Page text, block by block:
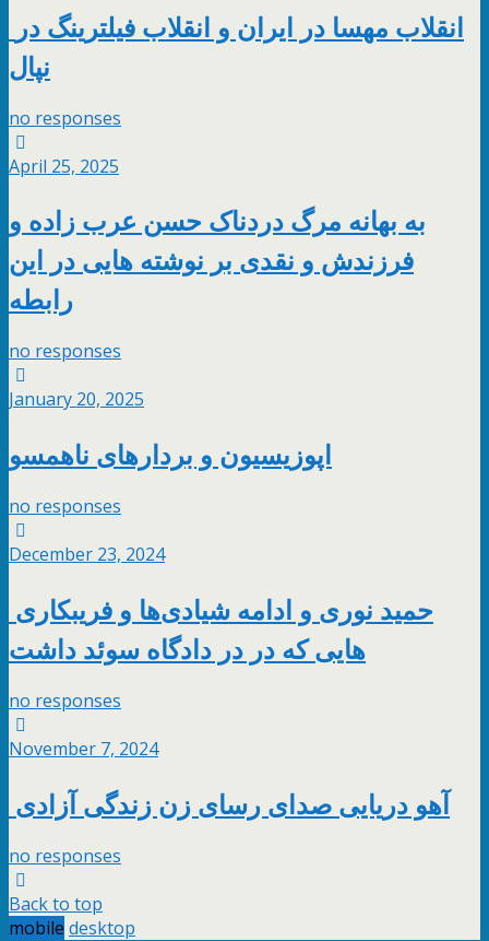
نپال
no responses
April 25, 2025
به بهانه مرگ دردناک حسن عرب زاده و
فرزندش و نقدی بر نوشته هایی در این
رابطه
no responses
January 20, 2025
اپوزیسیون و بردارهای ناهمسو
no responses
December 23, 2024
هایی که در در دادگاه سوئد داشت
no responses
November 7, 2024
آهو دریایی صدای رسای زن زندگی آزادی
no responses
Back to top
mobile desktop